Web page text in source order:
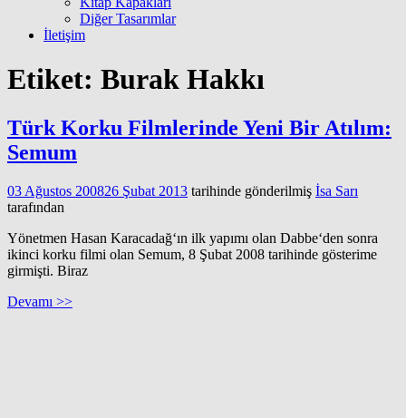
Diğer Tasarımlar
İletişim
Etiket: Burak Hakkı
Türk Korku Filmlerinde Yeni Bir Atılım:
Semum
03 Ağustos 200826 Şubat 2013 tarihinde gönderilmiş İsa Sarı
tarafından
Yönetmen Hasan Karacadağ‘ın ilk yapımı olan Dabbe‘den sonra
ikinci korku filmi olan Semum, 8 Şubat 2008 tarihinde gösterime
girmişti. Biraz
Devamı >>